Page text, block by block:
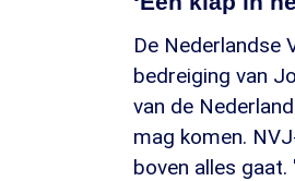
De Nederlandse
bedreiging van
van de
mag komen.
boven alles